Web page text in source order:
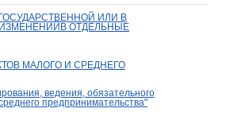
ИЛИ В
ОТДЕЛЬНЫЕ
МАЛОГО И СРЕДНЕГО
ведения, обязательного
предпринимательства"